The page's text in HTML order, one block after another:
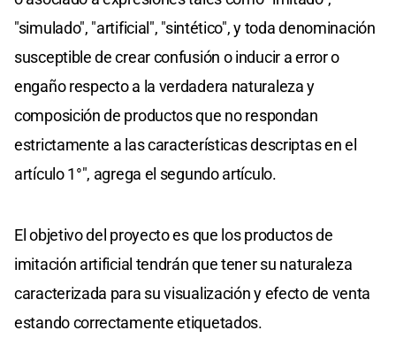
"simulado", "artificial", "sintético", y toda denominación
susceptible de crear confusión o inducir a error o
engaño respecto a la verdadera naturaleza y
composición de productos que no respondan
estrictamente a las características descriptas en el
artículo 1°", agrega el segundo artículo.
El objetivo del proyecto es que los productos de
imitación artificial tendrán que tener su naturaleza
caracterizada para su visualización y efecto de venta
estando correctamente etiquetados.